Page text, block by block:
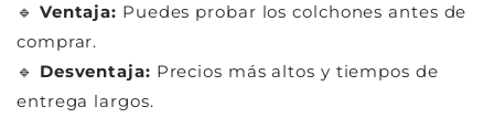
🔹 Ventaja: Puedes probar los colchones antes de
comprar.
🔹 Desventaja: Precios más altos y tiempos de
entrega largos.